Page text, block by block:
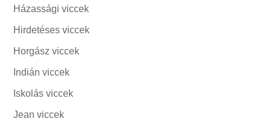
Házassági viccek
Hirdetéses viccek
Horgász viccek
Indián viccek
Iskolás viccek
Jean viccek